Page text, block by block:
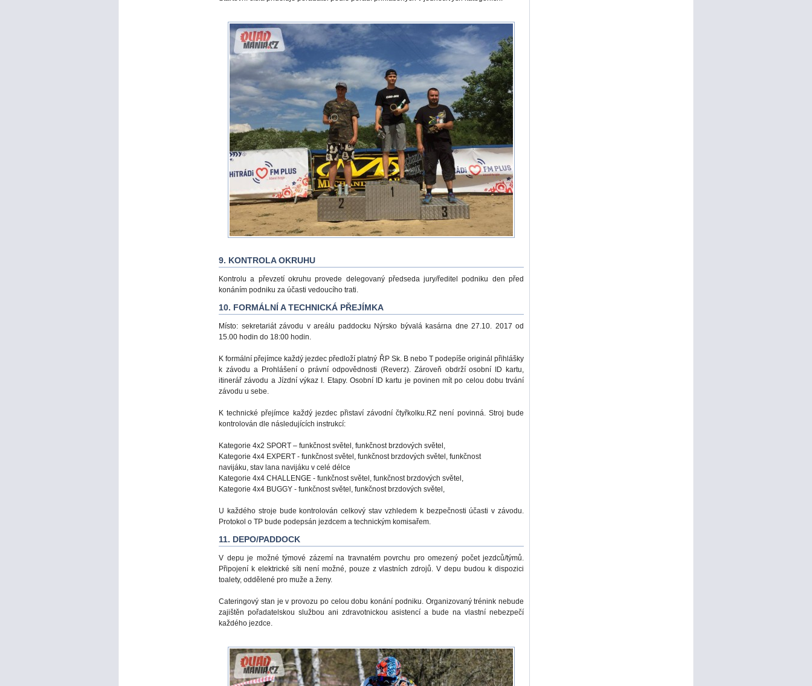
9. KONTROLA OKRUHU
Kontrolu a převzetí okruhu provede delegovaný předseda jury/ředitel podniku den před
konáním podniku za účasti vedoucího trati.
10. FORMÁLNÍ A TECHNICKÁ PŘEJÍMKA
Místo: sekretariát závodu v areálu paddocku Nýrsko bývalá kasárna dne 27.10. 2017 od
15.00 hodin do 18:00 hodin.
K formální přejímce každý jezdec předloží platný ŘP Sk. B nebo T podepíše originál přihlášky
k závodu a Prohlášení o právní odpovědnosti (Reverz). Zároveň obdrží osobní ID kartu,
itinerář závodu a Jízdní výkaz I. Etapy. Osobní ID kartu je povinen mít po celou dobu trvání
závodu u sebe.
K technické přejímce každý jezdec přistaví závodní čtyřkolku.RZ není povinná. Stroj bude
kontrolován dle následujících instrukcí:
Kategorie 4x2 SPORT – funkčnost světel, funkčnost brzdových světel,
Kategorie 4x4 EXPERT - funkčnost světel, funkčnost brzdových světel, funkčnost
navijáku, stav lana navijáku v celé délce
Kategorie 4x4 CHALLENGE - funkčnost světel, funkčnost brzdových světel,
Kategorie 4x4 BUGGY - funkčnost světel, funkčnost brzdových světel,
U každého stroje bude kontrolován celkový stav vzhledem k bezpečnosti účasti v závodu.
Protokol o TP bude podepsán jezdcem a technickým komisařem.
11. DEPO/PADDOCK
V depu je možné týmové zázemí na travnatém povrchu pro omezený počet jezdců/týmů.
Připojení k elektrické síti není možné, pouze z vlastních zdrojů. V depu budou k dispozici
toalety, oddělené pro muže a ženy.
Cateringový stan je v provozu po celou dobu konání podniku. Organizovaný trénink nebude
zajištěn pořadatelskou službou ani zdravotnickou asistencí a bude na vlastní nebezpečí
každého jezdce.